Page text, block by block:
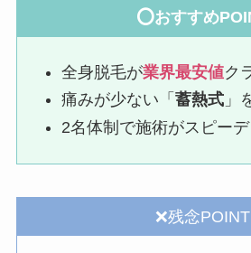
⭕おすすめ
全身脱毛が業界最安値ク
痛みが少ない「蓄熱式 」
2名体制で施術がスピー
❌残念POINT